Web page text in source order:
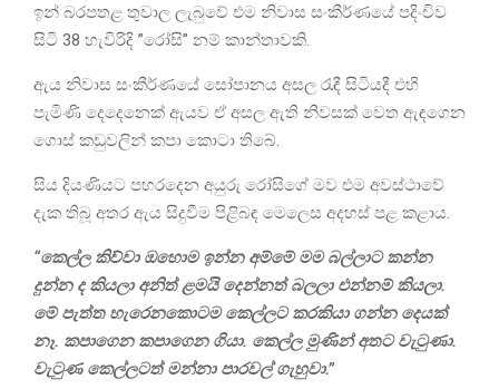
ඉන් බරපතළ තුවාල ලැබුවේ එම නිවාස සංකීර්ණයේ පදිංචිව
සිටි 38 හැවිරිදි ”රෝසි” නම් කාන්තාවකි.
ඇය නිවාස සංකීර්ණයේ සෝපානය අසල රැඳී සිටියදී එහි
පැමිණි දෙදෙනෙක් ඇයව ඒ අසල ඇති නිවසක් වෙත ඇඳගෙන
ගොස් කඩුවලින් කපා කොටා තිබේ.
සිය දියණියට පහරදෙන අයුරු රෝසිගේ මව එම අවස්ථාවේ
දැක තිබූ අතර ඇය සිදුවීම පිළිබඳ මෙලෙස අදහස් පළ කළාය.
“කෙල්ල කිව්වා ඔහොම ඉන්න අම්මේ මම බල්ලාට කන්න
දුන්න ද කියලා අනිත් ළමයි දෙන්නත් බලලා එන්නම් කියලා.
මේ පැත්ත හැරෙනකොටම කෙල්ලට කරකියා ගන්න දෙයක්
නෑ. කපාගෙන කපාගෙන ගියා. කෙල්ල මුණින් අතට වැටුණා.
වැටුණ කෙල්ලටත් මන්නා පාරවල් ගැහුවා.”